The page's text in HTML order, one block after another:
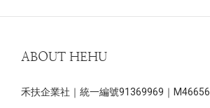
ABOUT HEHU
禾扶企業社｜統一編號91369969｜M46656